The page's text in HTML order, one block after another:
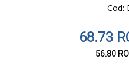
Cod:
68.73
56.80